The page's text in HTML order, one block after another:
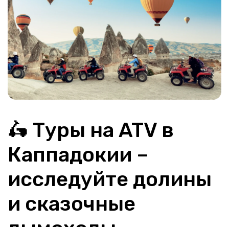
🛵 Туры на ATV в
Каппадокии –
исследуйте долины
и сказочные